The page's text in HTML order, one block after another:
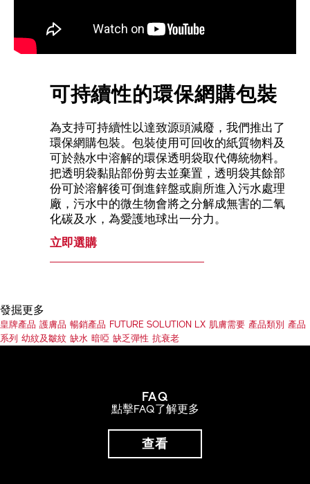
可持續性的環保網購包裝
為支持可持續性以達致源頭減廢，我們推出了
環保網購包裝。包裝使用可回收的紙質物料及
可於熱水中溶解的環保透明袋取代傳統物料。
把透明袋黏貼部份剪去並棄置，透明袋其餘部
份可於溶解後可倒進鋅盤或廁所進入污水處理
廠，污水中的微生物會將之分解成無害的二氧
化碳及水，為愛護地球出一分力。
立即選購
發掘更多
皇牌產品 護膚品 暢銷產品 FUTURE SOLUTION LX 肌膚需要 產品類別
產品
系列
幼紋及皺紋 缺水 暗啞 缺乏彈性 抗衰老
FAQ
點擊FAQ了解更多
查看